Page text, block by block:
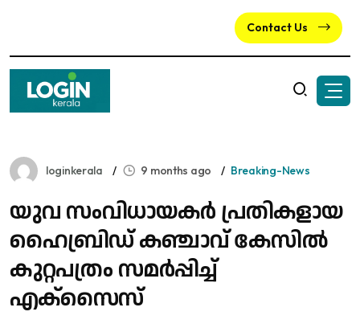
Contact Us
loginkerala 9 months ago Breaking-News
യുവ സംവിധായകർ പ്രതികളായ
ഹൈബ്രിഡ് കഞ്ചാവ് കേസിൽ
കുറ്റപത്രം സമർപ്പിച്ച്
എക്സൈസ്